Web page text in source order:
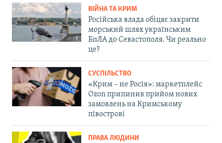
ВІЙНА ТА КРИМ
Російська влада обіцяє закрити
морський шлях українським
БпЛА до Севастополя. Чи реально
це?
СУСПІЛЬСТВО
«Крим – не Росія»: маркетплейс
Ozon припинив прийом нових
замовлень на Кримському
півострові
ПРАВА ЛЮДИНИ